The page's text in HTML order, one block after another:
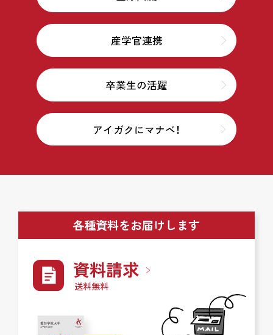
産学官連携
卒業生の活躍
アイガクにマナベ！
各種資料をお届けします
資料請求
送料無料